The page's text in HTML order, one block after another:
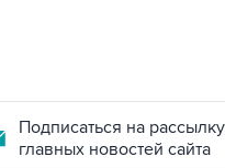
Подписаться на рассылку
главных новостей сайта